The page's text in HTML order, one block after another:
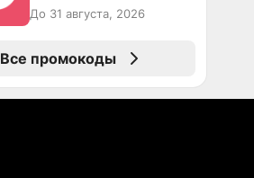
До 31 августа, 2026
Все промокоды